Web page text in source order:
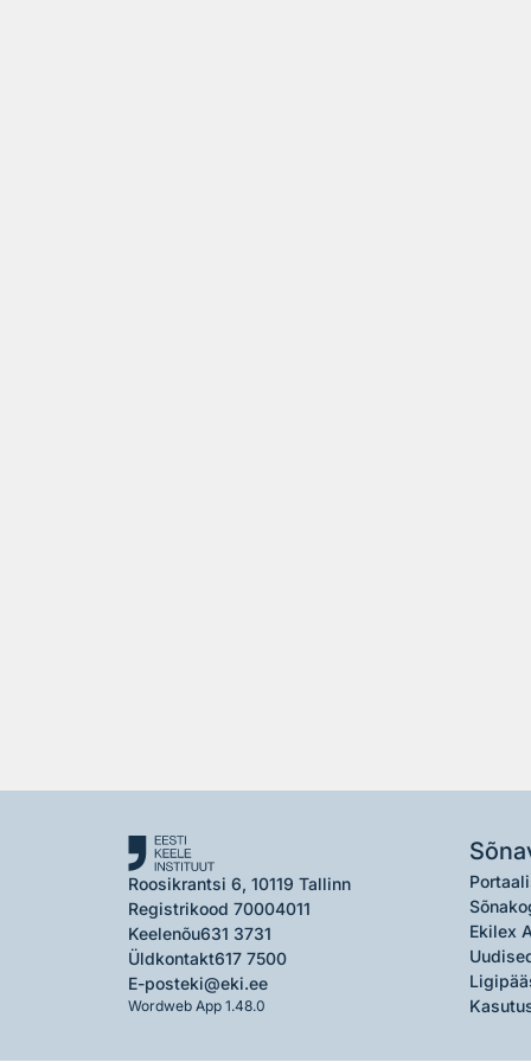
Roosikrantsi 6, 10119 Tallinn
Registrikood 70004011
Keelenõu631 3731
Üldkontakt617 7500
E-posteki@eki.ee
Wordweb App 1.48.0
Ekilex